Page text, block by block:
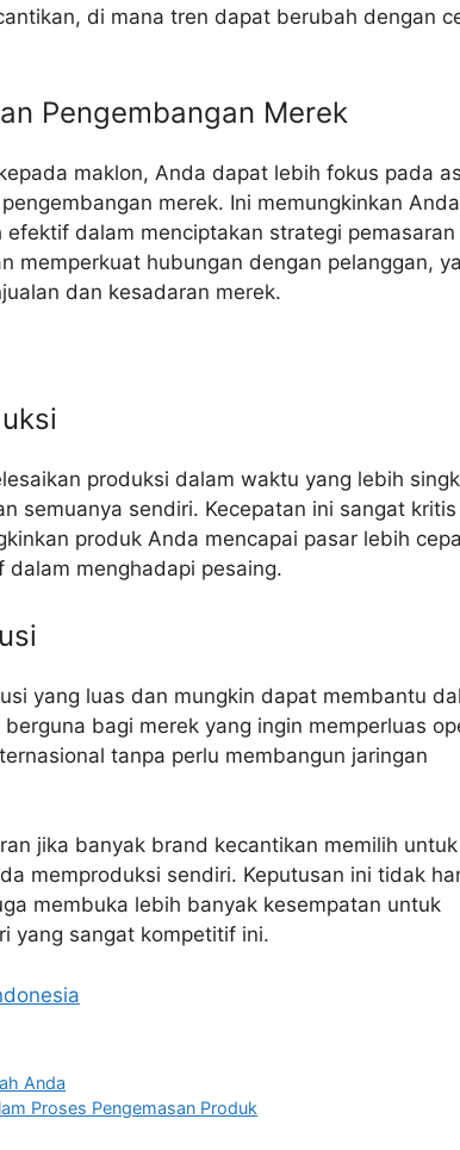
di mana tren dapat berubah dengan
Pengembangan Merek
maklon, Anda dapat lebih fokus pada
merek. Ini memungkinkan Anda
dalam menciptakan strategi pemasaran
memperkuat hubungan dengan pelanggan,
dan kesadaran merek.
produksi dalam waktu yang lebih
semuanya sendiri. Kecepatan ini sangat kritis
produk Anda mencapai pasar lebih
menghadapi pesaing.
yang luas dan mungkin dapat membantu
bagi merek yang ingin memperluas
tanpa perlu membangun jaringan
jika banyak brand kecantikan memilih untuk
memproduksi sendiri. Keputusan ini tidak
membuka lebih banyak kesempatan untuk
yang sangat kompetitif ini.
Anda
Proses Pengemasan Produk